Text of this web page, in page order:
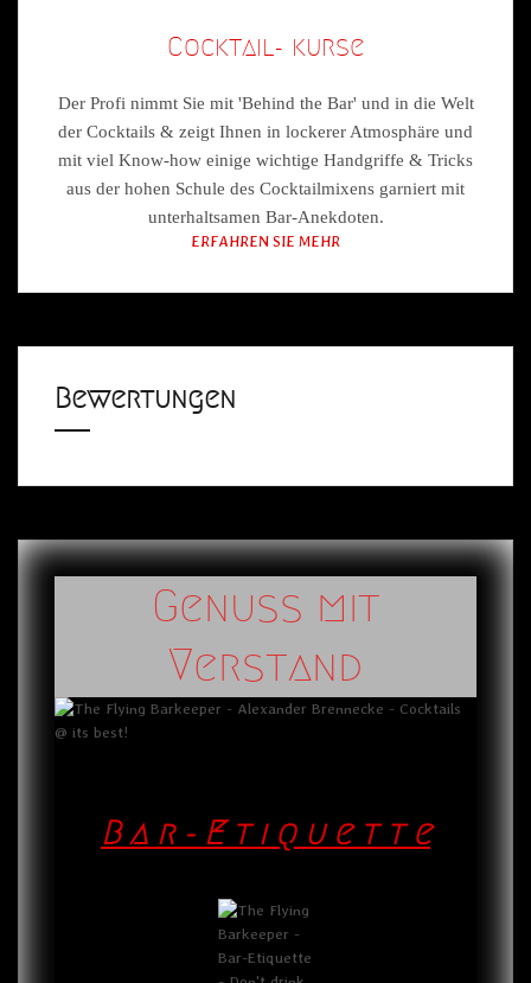
Cocktail- kurse
Der Profi nimmt Sie mit 'Behind the Bar' und in die Welt
der Cocktails & zeigt Ihnen in lockerer Atmosphäre und
mit viel Know-how einige wichtige Handgriffe & Tricks
aus der hohen Schule des Cocktailmixens garniert mit
unterhaltsamen Bar-Anekdoten.
ERFAHREN SIE MEHR
Bewertungen
Genuss mit
Verstand
B a r - E t i q u e t t e